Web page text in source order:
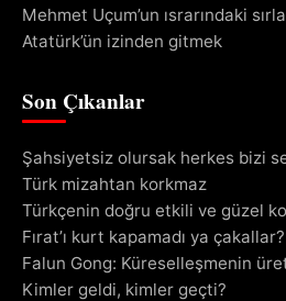
Mehmet Uçum’un ısrarındaki
Atatürk’ün izinden gitmek
Son Çıkanlar
Şahsiyetsiz olursak herkes bizi
Türk mizahtan korkmaz
Türkçenin doğru etkili ve güzel
Fırat’ı kurt kapamadı ya çakallar?
Falun Gong: Küreselleşmenin
Kimler geldi, kimler geçti?